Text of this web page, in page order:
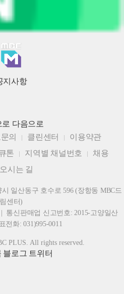
지사항
로 다음으로
의 클린센터
이용약관
톤 지역별 채널번호
채용
오시는 길
일산동구 호수로 596 (장항동 MBC드
림센터)
통신판매업 신고번호: 2015-고양일산
전화: 031)995-0011
PLUS. All rights reserved.
블로그 트위터